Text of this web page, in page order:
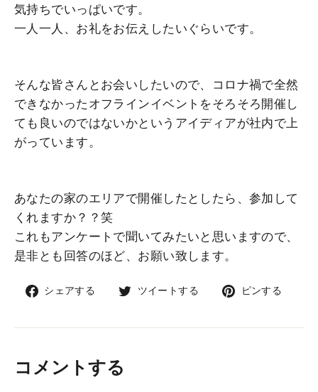
気持ちでいっぱいです。
一人一人、お礼をお伝えしたいぐらいです。
そんな皆さんとお会いしたいので、コロナ禍で全然
できなかったオフラインイベントをそろそろ開催し
ても良いのではないかというアイディアが社内で上
がっています。
あなたの家のエリアで開催したとしたら、参加して
くれますか？？笑
これもアンケートで聞いてみたいと思いますので、
是非とも回答のほど、お願い致します。
シェアする
Facebook
シ
ア
ツイートする
Twitter
ツ
ピンする
ピ
コメントする